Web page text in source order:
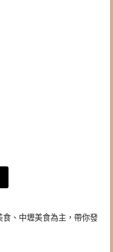
、中壢美食為主，帶你發